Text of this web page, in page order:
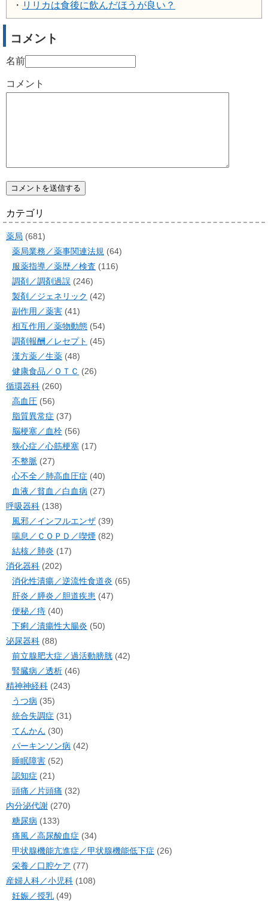
・ リリカは食後に飲んだほうが良い？
コメント
名前
コメント
カテゴリ
薬局 (681)
薬局業務／薬事関連法規 (64)
服薬指導／薬歴／検査 (116)
調剤／調剤過誤 (246)
製剤／ジェネリック (42)
副作用／薬害 (41)
相互作用／薬物動態 (54)
調剤報酬／レセプト (45)
漢方薬／生薬 (48)
健康食品／ＯＴＣ (26)
循環器科 (260)
高血圧 (56)
脂質異常症 (37)
脳梗塞／血栓 (56)
狭心症／心筋梗塞 (17)
不整脈 (27)
心不全／肺高血圧症 (40)
血液／貧血／白血病 (27)
呼吸器科 (138)
風邪／インフルエンザ (39)
喘息／ＣＯＰＤ／喫煙 (82)
結核／肺炎 (17)
消化器科 (202)
消化性潰瘍／逆流性食道炎 (65)
肝炎／膵炎／胆道疾患 (47)
便秘／痔 (40)
下痢／潰瘍性大腸炎 (50)
泌尿器科 (88)
前立腺肥大症／過活動膀胱 (42)
腎臓病／透析 (46)
精神神経科 (243)
うつ病 (35)
統合失調症 (31)
てんかん (30)
パーキンソン病 (42)
睡眠障害 (52)
認知症 (21)
頭痛／片頭痛 (32)
内分泌代謝 (270)
糖尿病 (133)
痛風／高尿酸血症 (34)
甲状腺機能亢進症／甲状腺機能低下症 (26)
栄養／口腔ケア (77)
産婦人科／小児科 (108)
妊娠／授乳 (49)